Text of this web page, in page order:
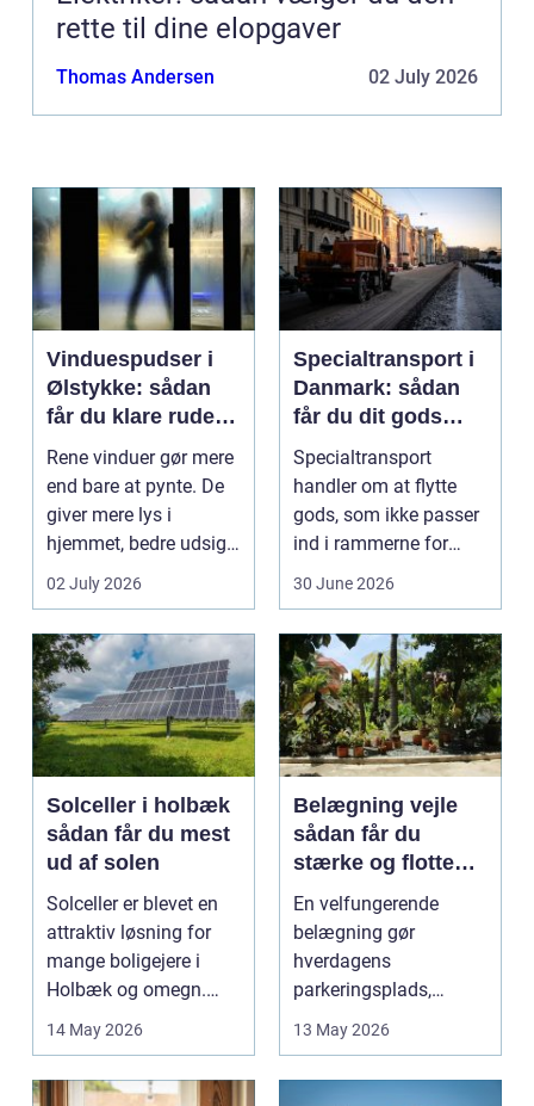
rette til dine elopgaver
Thomas Andersen 02 July 2026
Vinduespudser i
Ølstykke: sådan
får du klare ruder
året rundt
Rene vinduer gør mere
end bare at pynte. De
giver mere lys i
hjemmet, bedre udsigt
og et p&ae...
02 July 2026
Specialtransport i
Danmark: sådan
får du dit gods
sikkert frem
Specialtransport
handler om at flytte
gods, som ikke passer
ind i rammerne for
almindelig
30 June 2026
Solceller i holbæk
sådan får du mest
ud af solen
Solceller er blevet en
attraktiv løsning for
mange boligejere i
Holbæk og omegn.
Flere ønsker at sæn...
14 May 2026
Belægning vejle
sådan får du
stærke og flotte
udendørs arealer
En velfungerende
belægning gør
hverdagens
parkeringsplads,
terrasse eller
gårdsplads både pæn
og pra...
13 May 2026